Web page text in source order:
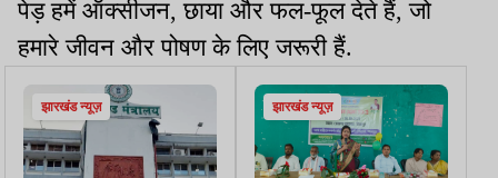
पेड़ हमें ऑक्सीजन, छाया और फल-फूल देते हैं, जो
हमारे जीवन और पोषण के लिए जरूरी हैं.
झारखंड न्यूज़ झारखंड न्यूज़